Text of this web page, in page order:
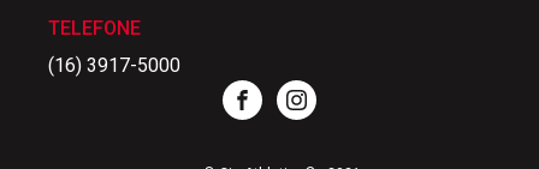
TELEFONE
(16) 3917-5000